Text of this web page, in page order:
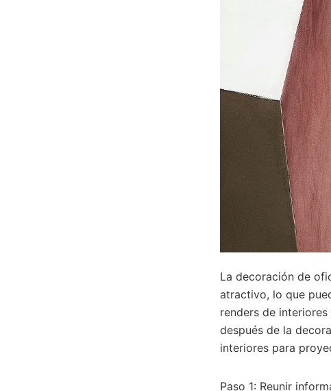
La decoración de
atractivo, lo que
renders de
después de la
interiores para
Paso 1: Reunir